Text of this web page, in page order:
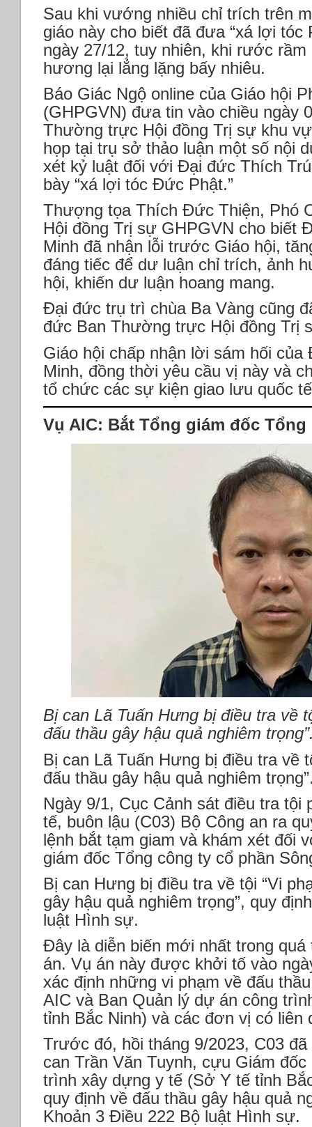
Sau khi vướng nhiều chỉ trích trên
giáo này cho biết đã đưa “xá lợi tóc
ngày 27/12, tuy nhiên, khi rước
hương lại lẳng lặng bấy nhiêu.
Báo Giác Ngộ online của Giáo hội
(GHPGVN) đưa tin vào chiều ngày
Thường trực Hội đồng Trị sự khu
họp tại trụ sở thảo luận một số nội
xét kỷ luật đối với Đại đức Thích
bày “xá lợi tóc Đức Phật.”
Thượng tọa Thích Đức Thiện, Phó
Hội đồng Trị sự GHPGVN cho biết
Minh đã nhận lỗi trước Giáo hội,
đáng tiếc để dư luận chỉ trích, ảnh
hội, khiến dư luận hoang mang.
Đại đức trụ trì chùa Ba Vàng cũng
đức Ban Thường trực Hội đồng Trị
Giáo hội chấp nhận lời sám hối
Minh, đồng thời yêu cầu vị này và
tổ chức các sự kiện giao lưu quốc
Vụ AIC: Bắt Tổng giám đốc
Bị can Lã Tuấn Hưng bị điều tra về
đấu thầu gây hậu quả nghiêm
Bị can Lã Tuấn Hưng bị điều tra về
đấu thầu gây hậu quả nghiêm
Ngày 9/1, Cục Cảnh sát điều tra tội
tế, buôn lậu (C03) Bộ Công an ra
lệnh bắt tạm giam và khám xét đối
giám đốc Tổng công ty cổ phần
Bị can Hưng bị điều tra về tội “Vi
gây hậu quả nghiêm trọng”, quy
luật Hình sự.
Đây là diễn biến mới nhất trong
án. Vụ án này được khởi tố vào
xác định những vi phạm về đấu
AIC và Ban Quản lý dự án công
tỉnh Bắc Ninh) và các đơn vị có liên
Trước đó, hồi tháng 9/2023, C03
can Trần Văn Tuynh, cựu Giám
trình xây dựng y tế (Sở Y tế tỉnh
quy định về đấu thầu gây hậu quả
Khoản 3 Điều 222 Bộ luật Hình sự.